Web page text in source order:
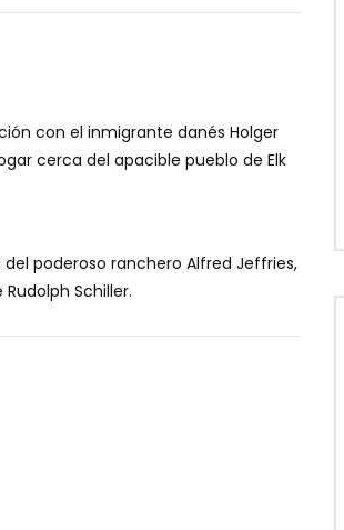
con el inmigrante danés Holger
cerca del apacible pueblo de Elk
poderoso ranchero Alfred Jeffries,
Schiller.